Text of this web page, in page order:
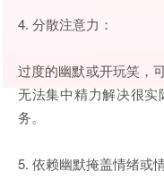
4. 分散注意力：
过度的幽默或开玩笑，
无法集中精力解决很
务。
5. 依赖幽默掩盖情绪或